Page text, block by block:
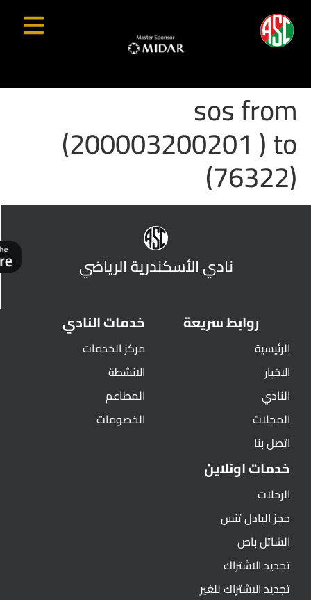
sos from
(200003200201 ) to
(76322)
نادي الأسكندرية الرياضي
روابط سريعة
الرئيسية
الاخبار
النادي
المجلات
اتصل بنا
خدمات النادي
مركز الخدمات
الانشطة
المطاعم
الخصومات
خدمات اونلاين
الرحلات
حجز البادل تنس
الشاتل باص
تجديد الاشتراك
تجديد الاشتراك للغير